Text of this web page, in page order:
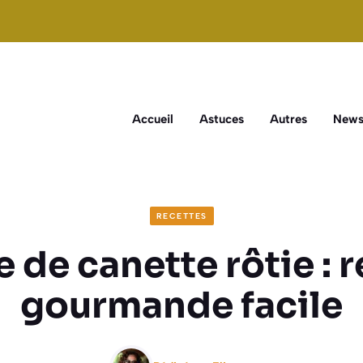
Accueil Astuces Autres News
RECETTES
de canette rôtie :
gourmande facile